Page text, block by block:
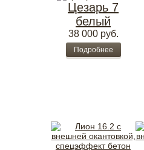
Цезарь 7
белый
38 000 руб.
Подробнее